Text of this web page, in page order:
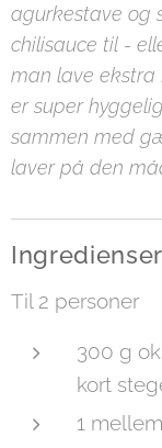
agurkestave og
chilisauce til -
man lave ekstra
er super
sammen med
laver på den
Ingredienser
Til 2 personer
300 g
kort
1